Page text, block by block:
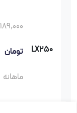
LX250
189,000
تومان
ماهانه